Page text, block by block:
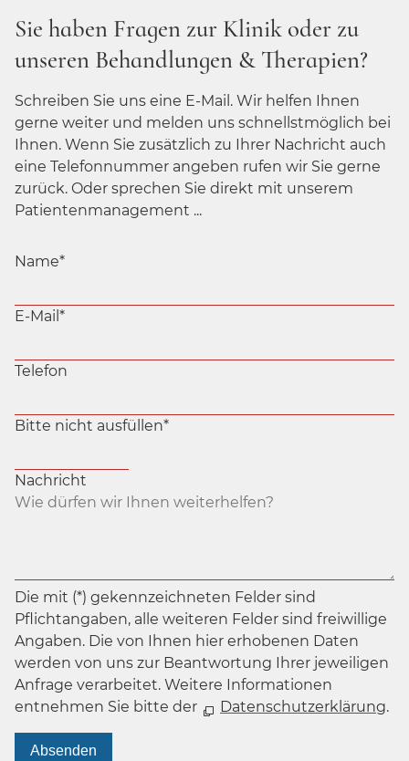
Sie haben Fragen zur Klinik oder zu
unseren Behandlungen & Therapien?
Schreiben Sie uns eine E-Mail. Wir helfen Ihnen
gerne weiter und melden uns schnellstmöglich bei
Ihnen. Wenn Sie zusätzlich zu Ihrer Nachricht auch
eine Telefonnummer angeben rufen wir Sie gerne
zurück. Oder sprechen Sie direkt mit unserem
Patientenmanagement ...
Name*
E-Mail *
Telefon
Bitte nicht ausfüllen*
Nachricht
Die mit (*) gekennzeichneten Felder sind
Pflichtangaben, alle weiteren Felder sind freiwillige
Angaben. Die von Ihnen hier erhobenen Daten
werden von uns zur Beantwortung Ihrer jeweiligen
Anfrage verarbeitet. Weitere Informationen
entnehmen Sie bitte der
Datenschutzerklärung.
Absenden